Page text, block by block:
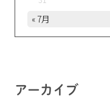
« 7月
アーカイブ